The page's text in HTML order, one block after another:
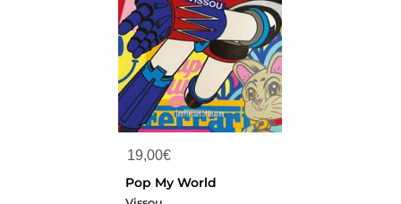
19,00€
Pop My World